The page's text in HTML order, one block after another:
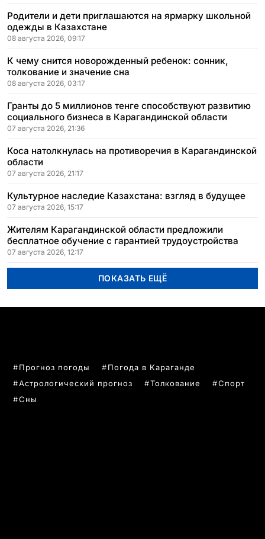
Родители и дети приглашаются на ярмарку школьной
одежды в Казахстане
08 августа 2026, 09:17
К чему снится новорожденный ребенок: сонник,
толкование и значение сна
08 августа 2026, 03:17
Гранты до 5 миллионов тенге способствуют развитию
социального бизнеса в Карагандинской области
07 августа 2026, 21:36
Коса натолкнулась на противоречия в Карагандинской
области
07 августа 2026, 21:17
Культурное наследие Казахстана: взгляд в будущее
07 августа 2026, 15:17
Жителям Карагандинской области предложили
бесплатное обучение с гарантией трудоустройства
07 августа 2026, 12:17
ПОКАЗАТЬ ЕЩЁ
Прогноз погоды
Погода в Караганде
Астрологический прогноз
Толкование
Спорт
Сны